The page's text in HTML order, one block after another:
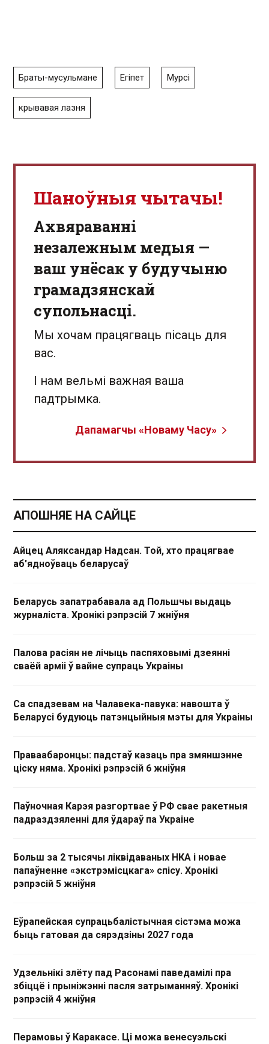
Браты-мусульмане Егіпет Мурсі
крывавая лазня
Шаноўныя чытачы!
Aхвяраванні
незалежным медыя —
ваш унёсак у будучыню
грамадзянскай
супольнасці.
Мы хочам працягваць пісаць для
вас.
І нам вельмі важная ваша
падтрымка.
Дапамагчы «Новаму Часу»
АПОШНЯЕ НА САЙЦЕ
Айцец Аляксандар Надсан. Той, хто працягвае
аб'ядноўваць беларусаў
Беларусь запатрабавала ад Польшчы выдаць
журналіста. Хронікі рэпрэсій 7 жніўня
Палова расіян не лічыць паспяховымі дзеянні
сваёй арміі ў вайне супраць Украіны
Са спадзевам на Чалавека-павука: навошта ў
Беларусі будуюць патэнцыйныя мэты для Украіны
Праваабаронцы: падстаў казаць пра змяншэнне
ціску няма. Хронікі рэпрэсій 6 жніўня
Паўночная Карэя разгортвае ў РФ свае ракетныя
падраздзяленні для ўдараў па Украіне
Больш за 2 тысячы ліквідаваных НКА і новае
папаўненне «экстрэмісцкага» спісу. Хронікі
рэпрэсій 5 жніўня
Еўрапейская супрацьбалістычная сістэма можа
быць гатовая да сярэдзіны 2027 года
Удзельнікі злёту пад Расонамі паведамілі пра
збіццё і прыніжэнні пасля затрыманняў. Хронікі
рэпрэсій 4 жніўня
Перамовы ў Каракасе. Ці можа венесуэльскі